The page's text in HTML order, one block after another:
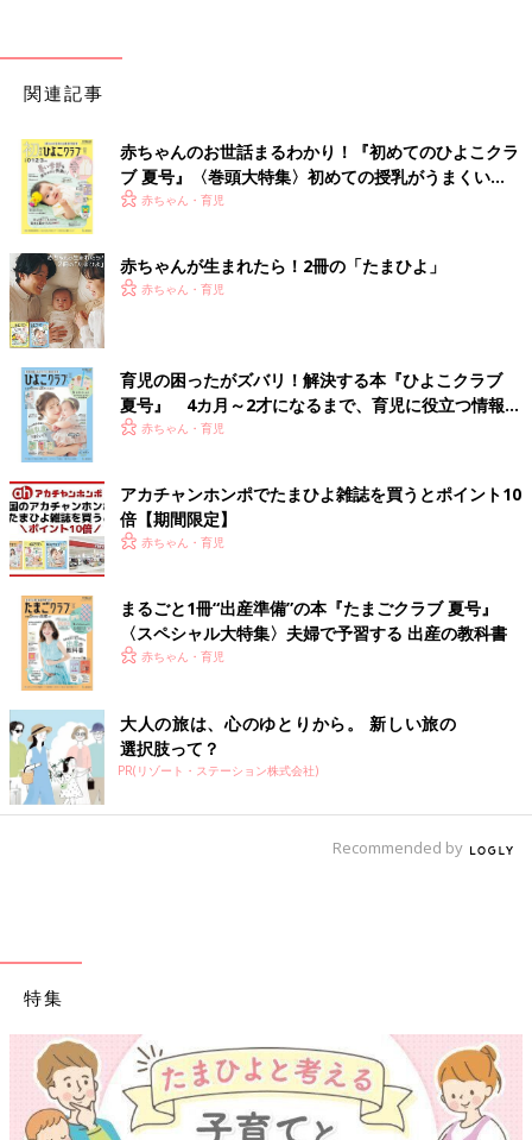
関連記事
赤ちゃんのお世話まるわかり！『初めてのひよこクラ
ブ 夏号』〈巻頭大特集〉初めての授乳がうまくい
く！ おっぱい・ミルクの基本と夏のトラブル 解決テ
赤ちゃん・育児
赤ちゃんが生まれたら！2冊の「たまひよ」
赤ちゃん・育児
育児の困ったがズバリ！解決する本『ひよこクラブ
夏号』 4カ月～2才になるまで、育児に役立つ情報が
いっぱい！
赤ちゃん・育児
アカチャンホンポでたまひよ雑誌を買うとポイント10
倍【期間限定】
赤ちゃん・育児
まるごと1冊“出産準備”の本『たまごクラブ 夏号』
〈スペシャル大特集〉夫婦で予習する 出産の教科書
赤ちゃん・育児
大人の旅は、心のゆとりから。 新しい旅の
選択肢って？
PR(リゾート・ステーション株式会社)
Recommended by
特集